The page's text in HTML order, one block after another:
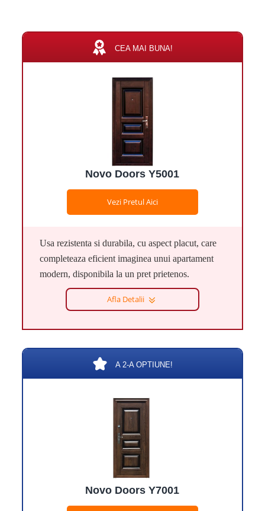
CEA MAI BUNA!
Novo Doors Y5001
Vezi Pretul Aici
Usa rezistenta si durabila, cu aspect placut, care
completeaza eficient imaginea unui apartament
modern, disponibila la un pret prietenos.
Afla Detalii
A 2-A OPTIUNE!
Novo Doors Y7001